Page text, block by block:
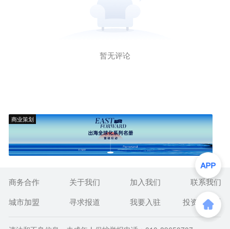
暂无评论
商业策划
商务合作 关于我们 加入我们
联系我们
城市加盟
寻求报道 我要入驻 投资者关系